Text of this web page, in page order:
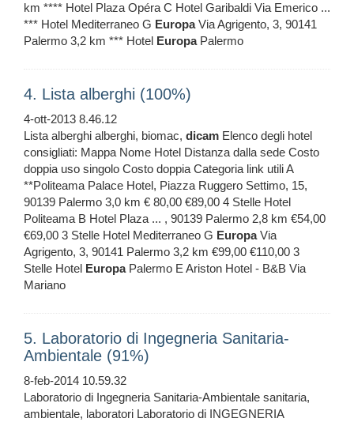
km **** Hotel Plaza Opéra C Hotel Garibaldi Via Emerico ...
*** Hotel Mediterraneo G EuropaVia Agrigento, 3, 90141
Palermo 3,2 km *** Hotel EuropaPalermo
4. Lista alberghi (100%)
4-ott-2013 8.46.12
Lista alberghi alberghi, biomac, dicam Elenco degli hotel
consigliati: Mappa Nome Hotel Distanza dalla sede Costo
doppia uso singolo Costo doppia Categoria link utili A
**Politeama Palace Hotel, Piazza Ruggero Settimo, 15,
90139 Palermo 3,0 km € 80,00 €89,00 4 Stelle Hotel
Politeama B Hotel Plaza ... , 90139 Palermo 2,8 km €54,00
€69,00 3 Stelle Hotel Mediterraneo G EuropaVia
Agrigento, 3, 90141 Palermo 3,2 km €99,00 €110,00 3
Stelle Hotel EuropaPalermo E Ariston Hotel - B&B Via
Mariano
5. Laboratorio di Ingegneria Sanitaria-
Ambientale (91%)
8-feb-2014 10.59.32
Laboratorio di Ingegneria Sanitaria-Ambientale sanitaria,
ambientale, laboratori Laboratorio di INGEGNERIA